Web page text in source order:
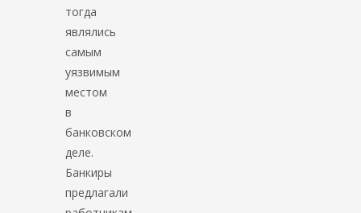
тогда
являлись
самым
уязвимым
местом
в
банковском
деле.
Банкиры
предлагали